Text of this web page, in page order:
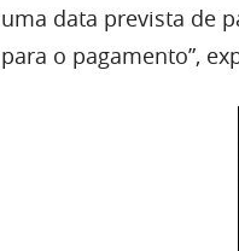
uma data prevista de
para o pagamento”,